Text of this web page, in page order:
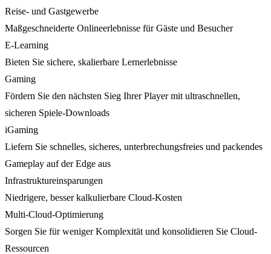
Reise- und Gastgewerbe
Maßgeschneiderte Onlineerlebnisse für Gäste und Besucher
E-Learning
Bieten Sie sichere, skalierbare Lernerlebnisse
Gaming
Fördern Sie den nächsten Sieg Ihrer Player mit ultraschnellen,
sicheren Spiele-Downloads
iGaming
Liefern Sie schnelles, sicheres, unterbrechungsfreies und packendes
Gameplay auf der Edge aus
Infrastruktureinsparungen
Niedrigere, besser kalkulierbare Cloud-Kosten
Multi-Cloud-Optimierung
Sorgen Sie für weniger Komplexität und konsolidieren Sie Cloud-
Ressourcen